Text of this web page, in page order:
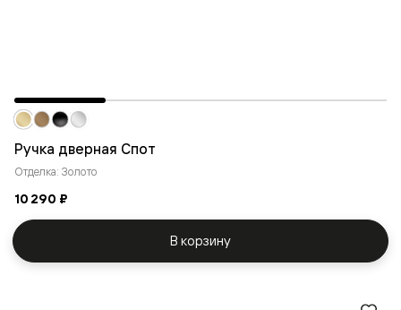
Ручка дверная Спот
Отделка: Золото
10 290 ₽
В корзину